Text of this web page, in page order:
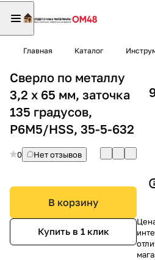
Главная Каталог
Сверло по металлу
3,2 х 65 мм, заточка
135 градусов,
P6M5/HSS, 35-5-632
0 Нет отзывов
В корзину
Купить в 1 клик